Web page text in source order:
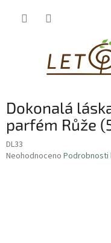
Dokonalá
parfém Růže
DL33
Průměrné
Neohodnoceno Podrobnosti